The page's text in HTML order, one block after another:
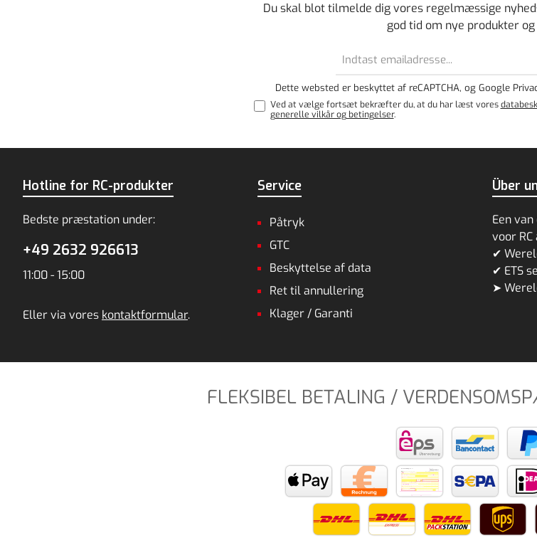
Du skal blot tilmelde dig vores regelmæssige
god tid om nye produkter
adresse*
Dette websted er beskyttet af reCAPTCHA, og Google
Ved at vælge fortsæt bekræfter du, at du har læst vores
generelle vilkår og betingelser.
Hotline for RC-produkter
Bedste præstation under:
+49 2632 926613
11:00 - 15:00
Eller via vores kontaktformular.
Service
Påtryk
GTC
Beskyttelse af data
Ret til annullering
Klager / Garanti
Über
Een
voor
✔
✔ ETS
➤
FLEKSIBEL BETALING /